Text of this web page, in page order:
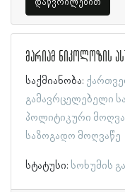
მარიამ ნიკოლოზის
საქმიანობა:
გამავრცელებელი
პოლიტიკური
საზოგადო მოღვაწე
სტატუსი: სოხუმის